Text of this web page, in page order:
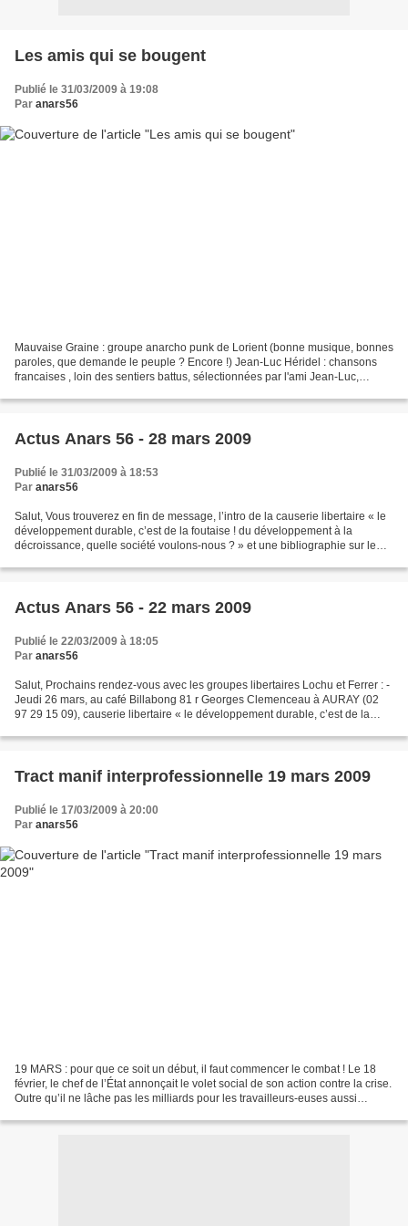
Les amis qui se bougent
Publié le 31/03/2009 à 19:08
Par anars56
Mauvaise Graine : groupe anarcho punk de Lorient (bonne musique, bonnes
paroles, que demande le peuple ? Encore !) Jean-Luc Héridel : chansons
francaises , loin des sentiers battus, sélectionnées par l'ami Jean-Luc,
Actus Anars 56 - 28 mars 2009
Publié le 31/03/2009 à 18:53
Par anars56
Salut, Vous trouverez en fin de message, l’intro de la causerie libertaire « le
développement durable, c’est de la foutaise ! du développement à la
décroissance, quelle société voulons-nous ? » et une bibliographie sur le
Actus Anars 56 - 22 mars 2009
Publié le 22/03/2009 à 18:05
Par anars56
Salut, Prochains rendez-vous avec les groupes libertaires Lochu et Ferrer : -
Jeudi 26 mars, au café Billabong 81 r Georges Clemenceau à AURAY (02
97 29 15 09), causerie libertaire « le développement durable, c’est de la
Tract manif interprofessionnelle 19 mars 2009
Publié le 17/03/2009 à 20:00
Par anars56
19 MARS : pour que ce soit un début, il faut commencer le combat ! Le 18
février, le chef de l’État annonçait le volet social de son action contre la crise.
Outre qu’il ne lâche pas les milliards pour les travailleurs-euses aussi